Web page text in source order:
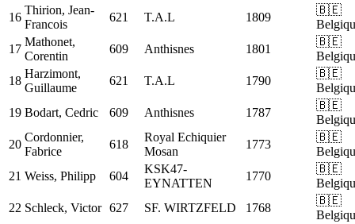
16
Thirion, Jean-
Francois
621 T.A.L 1809
🇧🇪
17
Mathonet,
Corentin
609 Anthisnes 1801
🇧🇪
18
Harzimont,
Guillaume
621 T.A.L 1790
🇧🇪
19 Bodart, Cedric 609 Anthisnes 1787
🇧🇪
20
Cordonnier,
Fabrice
618
Royal Echiquier
Mosan
1773
🇧🇪
21 Weiss, Philipp 604
KSK47-
EYNATTEN
1770
🇧🇪
22 Schleck, Victor 627 SF. WIRTZFELD 1768
🇧🇪